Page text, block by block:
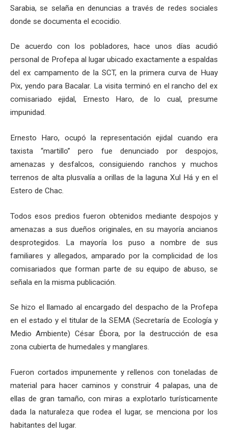
Sarabia, se selaña en denuncias a través de redes sociales
donde se documenta el ecocidio.
De acuerdo con los pobladores, hace unos días acudió
personal de Profepa al lugar ubicado exactamente a espaldas
del ex campamento de la SCT, en la primera curva de Huay
Pix, yendo para Bacalar. La visita terminó en el rancho del ex
comisariado ejidal, Ernesto Haro, de lo cual, presume
impunidad.
Ernesto Haro, ocupó la representación ejidal cuando era
taxista “martillo” pero fue denunciado por despojos,
amenazas y desfalcos, consiguiendo ranchos y muchos
terrenos de alta plusvalía a orillas de la laguna Xul Há y en el
Estero de Chac.
Todos esos predios fueron obtenidos mediante despojos y
amenazas a sus dueños originales, en su mayoría ancianos
desprotegidos. La mayoría los puso a nombre de sus
familiares y allegados, amparado por la complicidad de los
comisariados que forman parte de su equipo de abuso, se
señala en la misma publicación.
Se hizo el llamado al encargado del despacho de la Profepa
en el estado y el titular de la SEMA (Secretaría de Ecología y
Medio Ambiente) César Ébora, por la destrucción de esa
zona cubierta de humedales y manglares.
Fueron cortados impunemente y rellenos con toneladas de
material para hacer caminos y construir 4 palapas, una de
ellas de gran tamaño, con miras a explotarlo turísticamente
dada la naturaleza que rodea el lugar, se menciona por los
habitantes del lugar.